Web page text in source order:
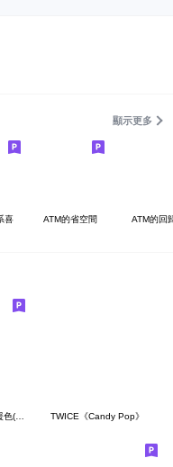
顯示更多
喜 ATM的省空間 ATM的回
社畜兔見偶像！- 應援色(綠) TWICE《Candy Pop》